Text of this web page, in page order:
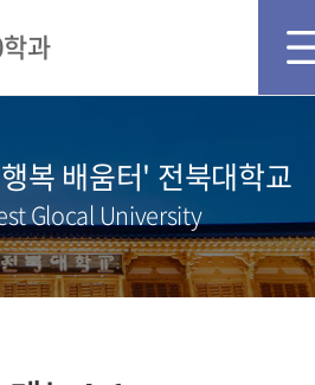
과
복 배움터' 전북대학교
Glocal University